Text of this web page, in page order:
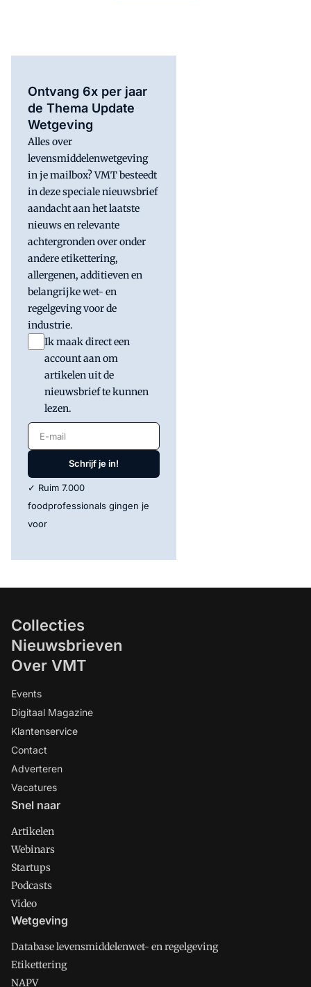
Ontvang 6x per jaar
de Thema Update
Wetgeving
Alles over
levensmiddelenwetgeving
in je mailbox? VMT besteedt
in deze speciale nieuwsbrief
aandacht aan het laatste
nieuws en relevante
achtergronden over onder
andere etikettering,
allergenen, additieven en
belangrijke wet- en
regelgeving voor de
industrie.
Ik maak direct een
account aan om
artikelen uit de
nieuwsbrief te kunnen
lezen.
E-mail
Schrijf je in!
✓ Ruim 7.000
foodprofessionals gingen je
voor
Collecties
Nieuwsbrieven
Over VMT
Events
Digitaal Magazine
Klantenservice
Contact
Adverteren
Vacatures
Snel naar
Artikelen
Webinars
Startups
Podcasts
Video
Wetgeving
Database levensmiddelenwet- en regelgeving
Etikettering
NAPV